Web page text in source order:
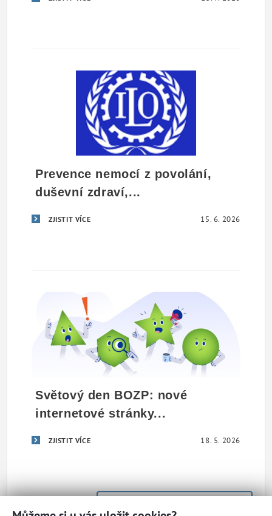
Prevence nemocí z povolání,
duševní zdraví,...
ZJISTIT VÍCE 15. 6. 2026
Světový den BOZP: nové
internetové stránky...
ZJISTIT VÍCE 18. 5. 2026